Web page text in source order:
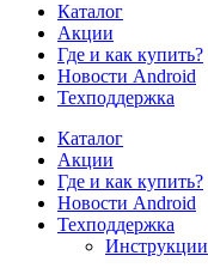
Каталог
Акции
Где и как купить?
Новости Android
Техподдержка
Каталог
Акции
Где и как купить?
Новости Android
Техподдержка
Инструкции